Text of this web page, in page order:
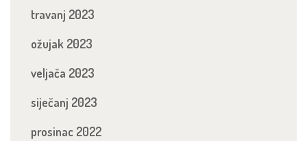
travanj 2023
ožujak 2023
veljača 2023
siječanj 2023
prosinac 2022